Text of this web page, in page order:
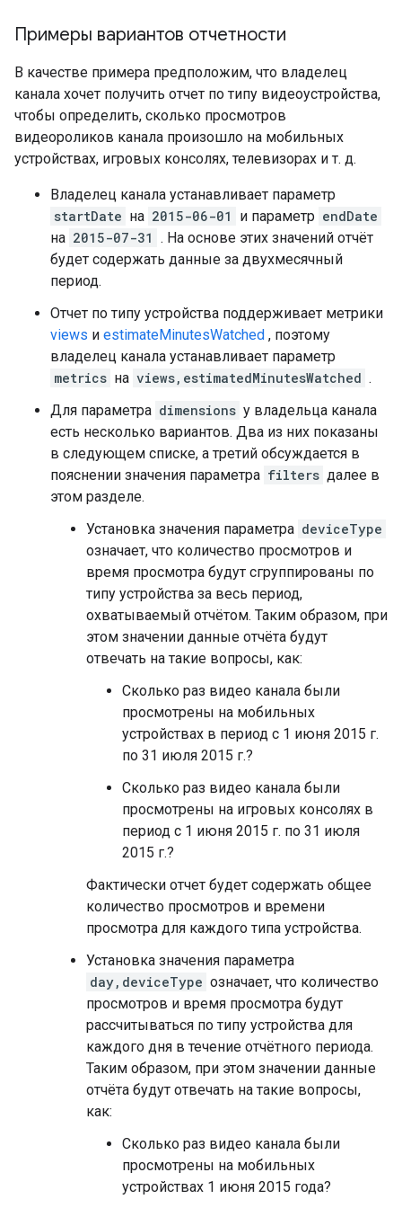
Примеры вариантов отчетности
В качестве примера предположим, что владелец
канала хочет получить отчет по типу видеоустройства,
чтобы определить, сколько просмотров
видеороликов канала произошло на мобильных
устройствах, игровых консолях, телевизорах и т. д.
Владелец канала устанавливает параметр
startDate на 2015-06-01 и параметр endDate
на 2015-07-31 . На основе этих значений отчёт
будет содержать данные за двухмесячный
период.
Отчет по типу устройства поддерживает метрики
views и estimateMinutesWatched , поэтому
владелец канала устанавливает параметр
metrics на views,estimatedMinutesWatched .
Для параметра dimensions у владельца канала
есть несколько вариантов. Два из них показаны
в следующем списке, а третий обсуждается в
пояснении значения параметра filters далее в
этом разделе.
Установка значения параметра deviceType
означает, что количество просмотров и
время просмотра будут сгруппированы по
типу устройства за весь период,
охватываемый отчётом. Таким образом, при
этом значении данные отчёта будут
отвечать на такие вопросы, как:
Сколько раз видео канала были
просмотрены на мобильных
устройствах в период с 1 июня 2015 г.
по 31 июля 2015 г.?
Сколько раз видео канала были
просмотрены на игровых консолях в
период с 1 июня 2015 г. по 31 июля
2015 г.?
Фактически отчет будет содержать общее
количество просмотров и времени
просмотра для каждого типа устройства.
Установка значения параметра
day,deviceType означает, что количество
просмотров и время просмотра будут
рассчитываться по типу устройства для
каждого дня в течение отчётного периода.
Таким образом, при этом значении данные
отчёта будут отвечать на такие вопросы,
как:
Сколько раз видео канала были
просмотрены на мобильных
устройствах 1 июня 2015 года?